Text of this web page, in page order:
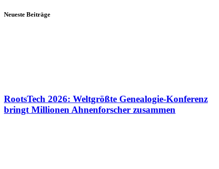
Neueste Beiträge
RootsTech 2026: Weltgrößte Genealogie-Konferenz
bringt Millionen Ahnenforscher zusammen